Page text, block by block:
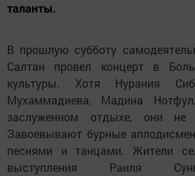
таланты.
В прошлую субботу
Салтан провел концерт в
культуры. Хотя Нурания
Мухаммадиева, Мадина
заслуженном отдыхе, они
Завоевывают бурные
песнями и танцами. Жители
выступления Раиля